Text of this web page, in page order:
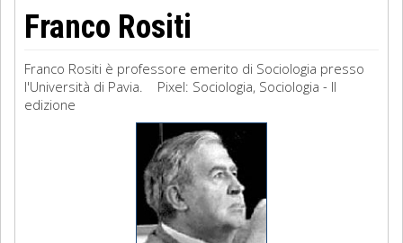
Franco Rositi
Franco Rositi è professore emerito di Sociologia presso
l'Università di Pavia. Pixel: Sociologia, Sociologia - II
edizione